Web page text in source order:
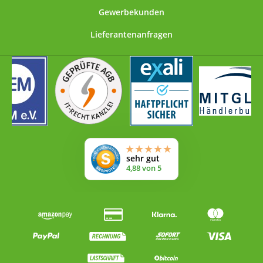
Kapseln teilweise deutlich weniger als 40% (ein
Proanthocyanidinen (OPC). Schuld daran ist manchmal
Produkt deutlich über 95% OPC-Gehalt zuschreibt. Bei
Anwendung der zuverlässigeren HPLC-Messmethode
sind es dann rund 70%, ein Wert der weit über dem
Durchschnitt liegt (vergleichen Sie selbst!). Mit 70%
enthält Bonemis® OPC also weit über 50% mehr
"echtes" OPC als ein durchschnittliches Produkt. Dies
wirkt sich natürlich auch auf die erforderliche
Dosierung und damit den Geldbeutel aus. OPC
"Steckbrief": Oligomere Proanthocyanidine (auch OPC
genannt) sind natürliche, in Pflanzen vorkommende
Stoffe (sogenannte sekundäre Pflanzenstoffe), die zur
vor (vor allem aber in Traubenkernen) und ist daher
schon lange Zeit ein Bestandteil der menschlichen
Nahrung. Es dient Pflanzen im wesentlichen zum
und Parasiten. OPC wurde 1948 von Jacques
Gewerbekunden
Lieferantenanfragen